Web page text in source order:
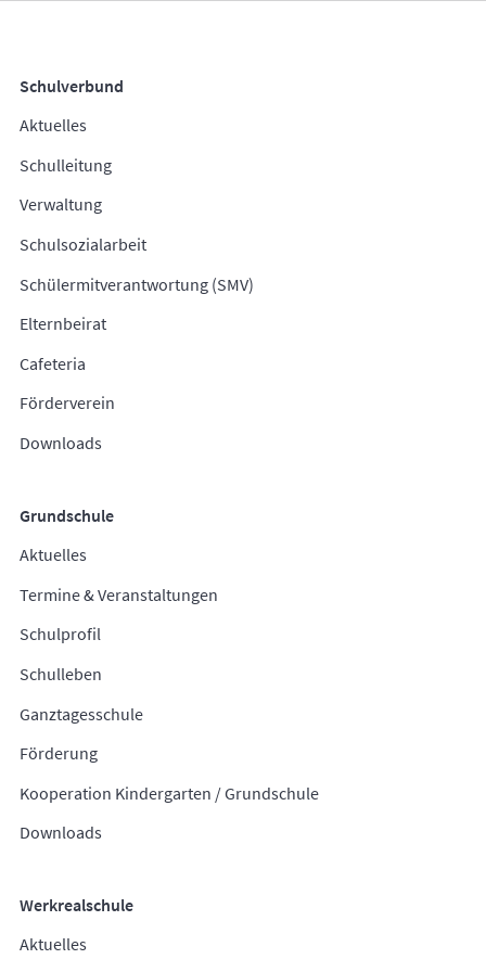
Schulverbund
Aktuelles
Schulleitung
Verwaltung
Schulsozialarbeit
Schülermitverantwortung (SMV)
Elternbeirat
Cafeteria
Förderverein
Downloads
Grundschule
Aktuelles
Termine & Veranstaltungen
Schulprofil
Schulleben
Ganztagesschule
Förderung
Kooperation Kindergarten / Grundschule
Downloads
Werkrealschule
Aktuelles